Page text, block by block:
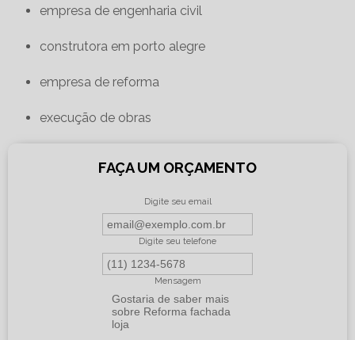
empresa de engenharia civil
construtora em porto alegre
empresa de reforma
execução de obras
FAÇA UM ORÇAMENTO
Digite seu email
Digite seu telefone
Mensagem